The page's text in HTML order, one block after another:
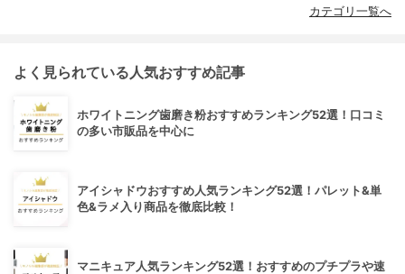
カテゴリ一覧へ
よく見られている人気おすすめ記事
ホワイトニング歯磨き粉おすすめランキング52選！口コミ
の多い市販品を中心に
アイシャドウおすすめ人気ランキング52選！パレット&単
色&ラメ入り商品を徹底比較！
マニキュア人気ランキング52選！おすすめのプチプラや速